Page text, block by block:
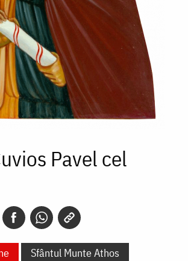
Pavel cel
Sfântul Munte Athos